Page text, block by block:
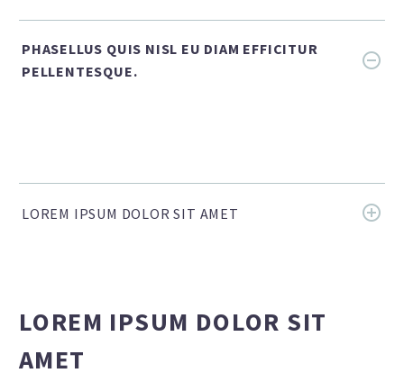
PHASELLUS QUIS NISL EU DIAM EFFICITUR
PELLENTESQUE.
LOREM IPSUM DOLOR SIT AMET
LOREM IPSUM DOLOR SIT
AMET